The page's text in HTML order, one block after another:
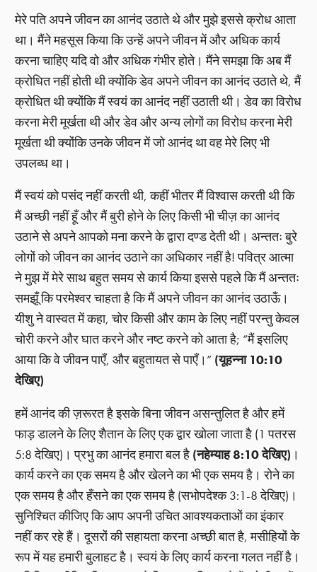
मेरे पति अपने जीवन का आनंद उठाते थे और मुझे इससे क्रोध आता
था। मैंने महसूस किया कि उन्हें अपने जीवन में और अधिक कार्य
करना चाहिए यदि वो और अधिक गंभीर होते। मैंने समझा कि अब मैं
क्रोधित नहीं होती थी क्योंकि डेव अपने जीवन का आनंद उठाते थे, मैं
क्रोधित थी क्योंकि मैं स्वयं का आनंद नहीं उठाती थी। डेव का विरोध
करना मेरी मूर्खता थी और डेव और अन्य लोगों का विरोध करना मेरी
मूर्खता थी क्योंकि उनके जीवन में जो आनंद था वह मेरे लिए भी
उपलब्ध था।
मैं स्वयं को पसंद नहीं करती थी, कहीं भीतर मैं विश्वास करती थी कि
मैं अच्छी नहीं हूँ और मैं बुरी होने के लिए किसी भी चीज़ का आनंद
उठाने से अपने आपको मना करने के द्वारा दण्ड देती थी। अन्ततः बुरे
लोगों को जीवन का आनंद उठाने का अधिकार नहीं है! पवित्र आत्मा
ने मुझ में मेरे साथ बहुत समय से कार्य किया इससे पहले कि मैं अन्ततः
समझूँ कि परमेश्वर चाहता है कि मैं अपने जीवन का आनंद उठाऊँ।
यीशु ने वास्वत में कहा, चोर किसी और काम के लिए नहीं परन्तु केवल
चोरी करने और घात करने और नष्ट करने को आता है; “मैं इसलिए
आया कि वे जीवन पाएँ, और बहुतायत से पाएँ।” (यूहन्ना 10:10
देखिए)
हमें आनंद की ज़रूरत है इसके बिना जीवन असन्तुलित है और हमें
फाड़ डालने के लिए शैतान के लिए एक द्वार खोला जाता है (1 पतरस
5:8 देखिए)। प्रभु का आनंद हमारा बल है (नहेम्याह 8:10 देखिए) ।
कार्य करने का एक समय है और खेलने का भी एक समय है। रोने का
एक समय है और हँसने का एक समय है (सभोपदेश्क 3:1-8 देखिए)।
सुनिश्चित कीजिए कि आप अपनी उचित आवश्यकताओं का इंकार
नहीं कर रहे हैं। दूसरों की सहायता करना अच्छी बात है, मसीहियों के
रूप में यह हमारी बुलाहट है। स्वयं के लिए कार्य करना गलत नहीं है।